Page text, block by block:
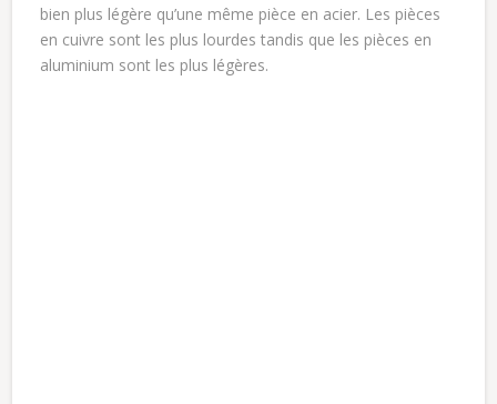
bien plus légère qu’une même pièce en acier. Les pièces
en cuivre sont les plus lourdes tandis que les pièces en
aluminium sont les plus légères.